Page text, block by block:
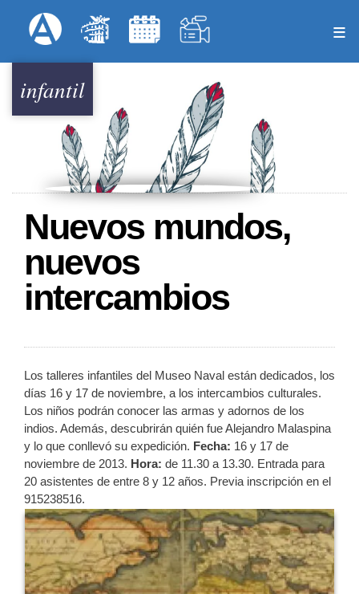
al
Menú Superior
infantil
Nuevos mundos,
nuevos
intercambios
Los talleres infantiles del Museo Naval están dedicados, los
días 16 y 17 de noviembre, a los intercambios culturales.
Los niños podrán conocer las armas y adornos de los
indios. Además, descubrirán quién fue Alejandro Malaspina
y lo que conllevó su expedición. Fecha: 16 y 17 de
noviembre de 2013. Hora: de 11.30 a 13.30. Entrada para
20 asistentes de entre 8 y 12 años. Previa inscripción en el
915238516.